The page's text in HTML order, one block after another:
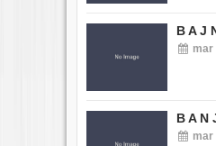
B A J
mar
B A N
mar